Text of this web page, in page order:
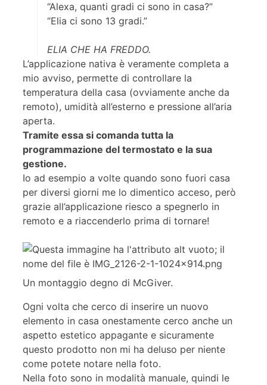
“Alexa, quanti gradi ci sono in casa?”
“Elia ci sono 13 gradi.”
ELIA CHE HA FREDDO.
L’applicazione nativa è veramente completa a
mio avviso, permette di controllare la
temperatura della casa (ovviamente anche da
remoto), umidità all’esterno e pressione all’aria
aperta.
Tramite essa si comanda tutta la
programmazione del termostato e la sua
gestione.
Io ad esempio a volte quando sono fuori casa
per diversi giorni me lo dimentico acceso, però
grazie all’applicazione riesco a spegnerlo in
remoto e a riaccenderlo prima di tornare!
Un montaggio degno di McGiver.
Ogni volta che cerco di inserire un nuovo
elemento in casa onestamente cerco anche un
aspetto estetico appagante e sicuramente
questo prodotto non mi ha deluso per niente
come potete notare nella foto.
Nella foto sono in modalità manuale, quindi le